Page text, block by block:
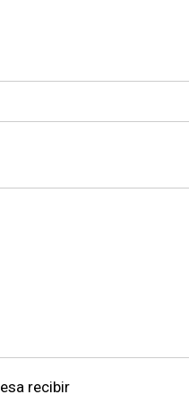
recibir